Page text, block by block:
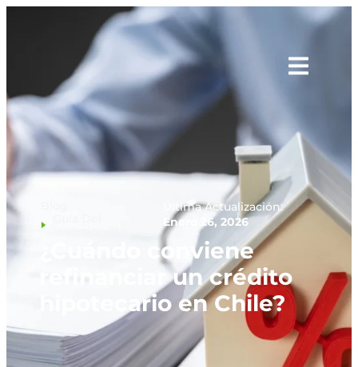
Última Actualización:
Enero 26, 2026
¿Cuándo conviene
refinanciar un crédito
hipotecario en Chile?